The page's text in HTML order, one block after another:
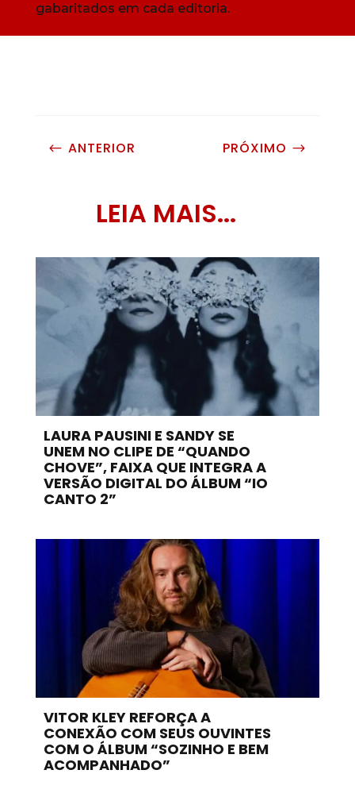
gabaritados em cada editoria.
# ANTERIOR PRÓXIMO $
LEIA MAIS...
LAURA PAUSINI E SANDY SE
UNEM NO CLIPE DE “QUANDO
CHOVE”, FAIXA QUE INTEGRA A
VERSÃO DIGITAL DO ÁLBUM “IO
CANTO 2”
VITOR KLEY REFORÇA A
CONEXÃO COM SEUS OUVINTES
COM O ÁLBUM “SOZINHO E BEM
ACOMPANHADO”